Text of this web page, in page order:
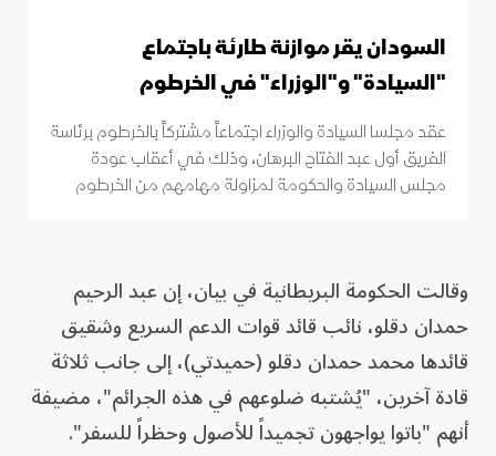
السودان يقر موازنة طارئة باجتماع
"السيادة" و"الوزراء" في الخرطوم
عقد مجلسا السيادة والوزراء اجتماعاً مشتركاً بالخرطوم برئاسة
الفريق أول عبد الفتاح البرهان، وذلك في أعقاب عودة
مجلس السيادة والحكومة لمزاولة مهامهم من الخرطوم
وقالت الحكومة البريطانية في بيان، إن عبد الرحيم
حمدان دقلو، نائب قائد قوات الدعم السريع وشقيق
قائدها محمد حمدان دقلو (حميدتي)، إلى جانب ثلاثة
قادة آخرين، "يُشتبه ضلوعهم في هذه الجرائم"، مضيفة
أنهم "باتوا يواجهون تجميداً للأصول وحظراً للسفر".